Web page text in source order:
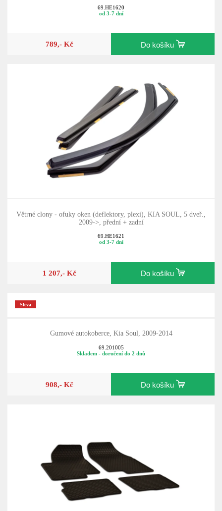
69.HE1620
od 3-7 dní
789,- Kč Do košíku
Větrné clony - ofuky oken (deflektory, plexi), KIA SOUL, 5 dveř.,
2009->, přední + zadní
69.HE1621
od 3-7 dní
1 207,- Kč Do košíku
Sleva
Gumové autokoberce, Kia Soul, 2009-2014
69.201005
Skladem - doručení do 2 dnů
908,- Kč Do košíku